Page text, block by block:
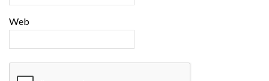
Web